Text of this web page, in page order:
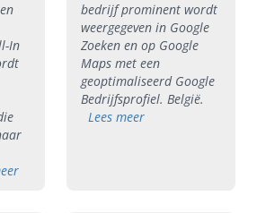
In
bedrijf prominent wordt
weergegeven in Google
Zoeken en op Google
Maps met een
geoptimaliseerd Google
Bedrijfsprofiel. België.
Lees meer